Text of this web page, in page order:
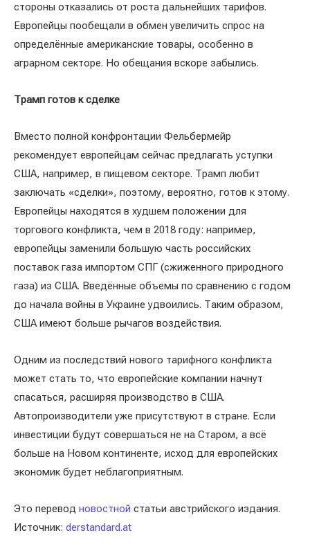
стороны отказались от роста дальнейших тарифов.
Европейцы пообещали в обмен увеличить спрос на
определённые американские товары, особенно в
аграрном секторе. Но обещания вскоре забылись.
Трамп готов к сделке
Вместо полной конфронтации Фельбермейр
рекомендует европейцам сейчас предлагать уступки
США, например, в пищевом секторе. Трамп любит
заключать «сделки», поэтому, вероятно, готов к этому.
Европейцы находятся в худшем положении для
торгового конфликта, чем в 2018 году: например,
европейцы заменили большую часть российских
поставок газа импортом СПГ (сжиженного природного
газа) из США. Введённые объемы по сравнению с годом
до начала войны в Украине удвоились. Таким образом,
США имеют больше рычагов воздействия.
Одним из последствий нового тарифного конфликта
может стать то, что европейские компании начнут
спасаться, расширяя производство в США.
Автопроизводители уже присутствуют в стране. Если
инвестиции будут совершаться не на Старом, а всё
больше на Новом континенте, исход для европейских
экономик будет неблагоприятным.
Это перевод новостной статьи австрийского издания.
Источник: derstandard.at